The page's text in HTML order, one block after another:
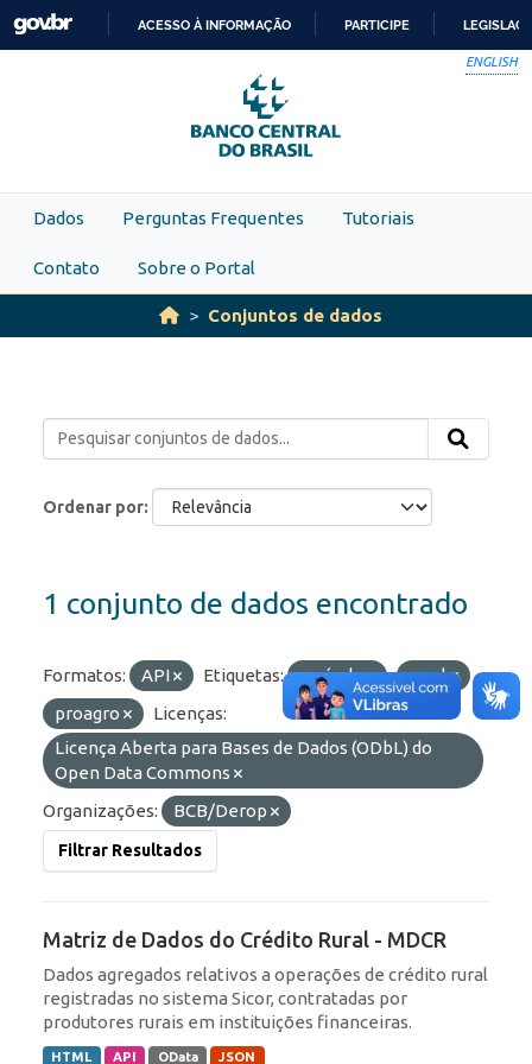
Skip to main content
PARA
O
CONTEÚDO
ACESSO À INFORMAÇÃO PARTICIPE
ENGLISH
Dados Perguntas Frequentes Tutoriais
Contato Sobre o Portal
Conjuntos de dados
Ordenar por
1 conjunto de dados encontrado
Formatos: API Etiquetas: agrícola
rural
proagro
Licenças:
Licença Aberta para Bases de Dados (ODbL) do
Open Data Commons
Organizações:
BCB/Derop
Filtrar Resultados
Matriz de Dados do Crédito Rural - MDCR
Dados agregados relativos a operações de crédito rural
registradas no sistema Sicor, contratadas por
produtores rurais em instituições financeiras.
HTML API OData JSON